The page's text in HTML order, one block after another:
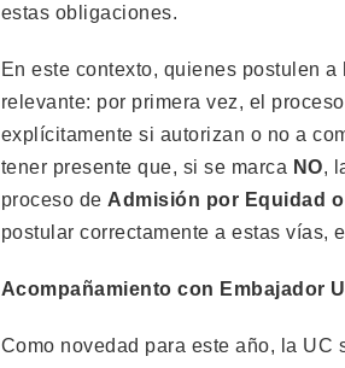
estas obligaciones.
En este contexto, quienes postulen a
relevante: por primera vez, el
explícitamente si autorizan o no a
tener presente que, si se marca NO,
proceso de Admisión por Equidad o
postular correctamente a estas vías,
Acompañamiento con Embajador
Como novedad para este año, la UC